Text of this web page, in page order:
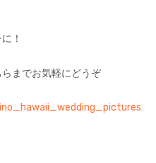
！
までお気軽にどうぞ